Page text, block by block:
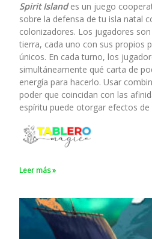
Spirit Islandes un juego
sobre la defensa de tu isla natal
colonizadores. Los jugadores
tierra, cada uno con sus propios
únicos. En cada turno, los
simultáneamente qué carta de
energía para hacerlo. Usar
poder que coincidan con las
espíritu puede otorgar efectos
Leer más »